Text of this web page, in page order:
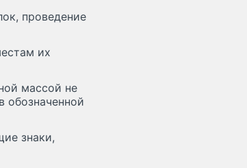
проведение
их
массой не
обозначенной
знаки,